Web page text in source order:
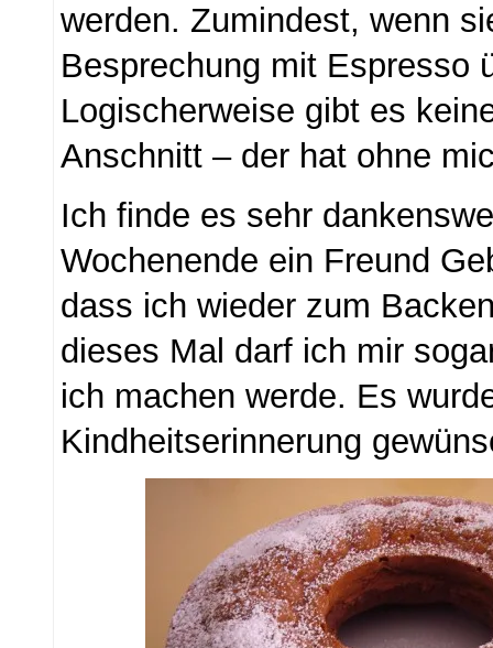
werden. Zumindest, wenn
Besprechung mit Espresso
Logischerweise gibt es
Anschnitt – der hat ohne
Ich finde es sehr
Wochenende ein Freund
dass ich wieder zum
dieses Mal darf ich mir
ich machen werde. Es
Kindheitserinnerung